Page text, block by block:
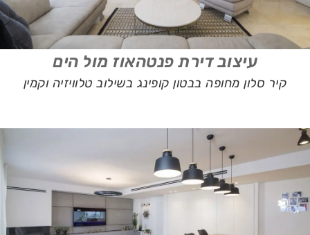
עיצוב דירת פנטהאוז מול הים
קיר סלון מחופה בבטון קופינג בשילוב טלוויזיה וקמין